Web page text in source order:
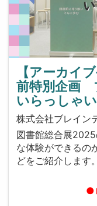
【アーカイ
前特別企画
いらっしゃい
株式会社ブレイン
図書館総合展
な体験ができるの
どをご紹介します
●